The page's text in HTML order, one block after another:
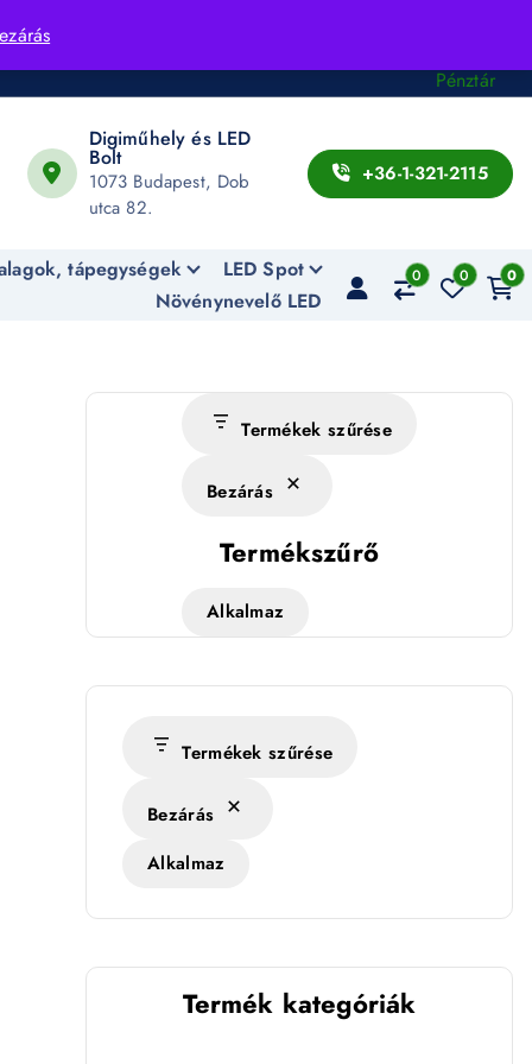
Pénztár
Digiműhely és LED
Bolt
1073 Budapest, Dob
utca 82.
+36-1-321-2115
tápegységek
LED Spot
Növénynevelő LED
0 0 0
Termékek szűrése
Bezárás
Termékszűrő
Alkalmaz
Termékek szűrése
Bezárás
Alkalmaz
Termék kategóriák